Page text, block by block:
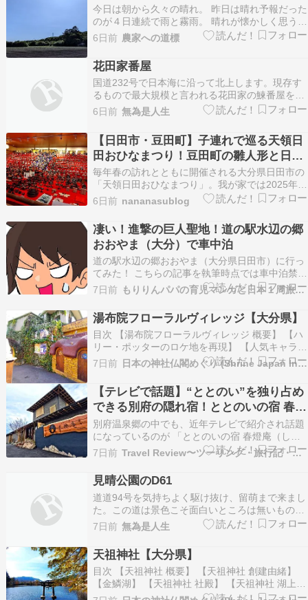
今日は朝から久々の晴れ。 昨日は晴れ予報だった
のが４日連続で雨と霧雨。 晴れが懐かしく思う
位、雨が降ってた。 今朝は最低気温１４℃。 こ
れも久しぶりにひんやりした朝で作業するには良
い気温。 日中は風も吹いて畑は大分乾いて来た。
ようやく畑作業が出来る訳で、防除、カルチ、ロ
ータリー…
6日前 農家への道標
花田家番屋
国道232号で日本海に沿って北上します。現存す
るもので最大規模と言われる花田家の鰊番屋を見
学します。400円払って中に入りました。この手
の施設の見学は余り興味がないのですが、函館で
読んでいた漫画「ゴールデンカムイ」に鰊漁華や
かなりし往時の様子が細かく描かれているのを見
たので、たま…
6日前 無為是人生
【日田市・豆田町】子連れで巡る天領日
田おひなまつり！豆田町の雛人形と日田
杉下駄の魅力を体験レポ
毎年春の訪れとともに開催される大分県日田市の
「天領日田おひなまつり」。我が家では2025年と
2026年の2年連続で、子連れで遊びに行ってきま
した。 江戸時代の面影を残す豆田町のあちこちで
様々なひな人形が展示されており、街 […] 投稿
【日田市・豆田町】子連れで巡る天領日田おひ
な…
6日前 nananasublog
凄い！進撃の巨人聖地！道の駅水辺の郷
おおやま（大分）で車中泊
道の駅水辺の郷おおやま（大分県日田市）に行っ
てみた！ こちらの記事を執筆時点では車中泊禁止
との情報は出ておりません。 もりりんパパの車中
泊記事TOPページもりりんパパの車中泊記事TOP
ページです。 こちらから様々な旅記事をご覧下さ
い！ 今後も過去20年以上の車中泊記事を随時更
新し…
7日前 もりりんパパの育児マンガと日本１周旅ブログ
湯布院フローラルヴィレッジ【大分県】
目次 【湯布院フローラルヴィレッジ 概要】 【ハ
リー・ポッターのロケ地を再現】 【人気キャラク
ターのショップ】 【たけもと通り】 【湯布院フ
ローラルヴィレッジ 近くにある観光スポット】
【湯布院フローラルヴィレッジ アク ...
7日前 日本の神社仏閣めぐり (Shrine Japan Info)
【テレビで話題】“ととのい”を独り占め
できる別府の隠れ宿！ととのいの宿 春燈
庵(大分県別府温泉郷)を調べてみた✨
別府温泉郷の中でも、近年テレビで紹介され話題
になっているのが 「ととのいの宿 春燈庵（しゅ
んとうあん）」。 公式サイトをじっくり読み込
み、さらに主要予約サイトの口コミもチェックし
てみたところ… 「これは…サウナ好きも温泉好き
も沼に落ちる宿だ…！」 まさに、唯一無二の“泊
食分離スタ…
7日前 Travel Review〜ツーリング・旅行記・旅情報〜
見晴公園のD61
道道94号を気持ちよく駆け抜け、留萌まで来まし
た。この道は景色こそ面白いところは無いもの
の、交通量は皆無で線形も舗装も良くおすすめで
す。北海道に上陸してから三週間以上が経って漸
く道北に来たわけですが、涼しかった朝の千歳よ
り蒸し暑いのが印象的です。住宅地の中に入り、
見晴公園のD61…
7日前 無為是人生
天祖神社【大分県】
目次 【天祖神社 概要】 【天祖神社 創建由緒】
【金鱗湖】 【天祖神社 社殿】 【天祖神社 湖上の
石鳥居（水中鳥居）】 【天祖神社 御神木】 【天